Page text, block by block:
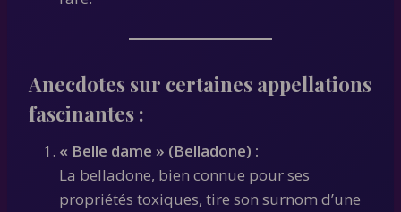
Anecdotes sur certaines appellations
fascinantes :
« Belle dame » (Belladone) :
La belladone, bien connue pour ses
propriétés toxiques, tire son surnom d’une